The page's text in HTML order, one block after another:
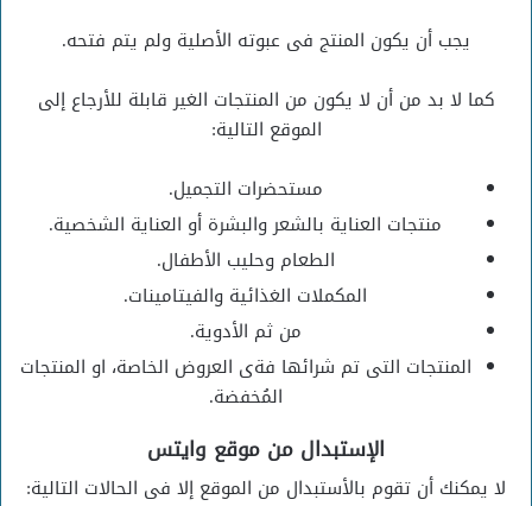
يجب أن يكون المنتج فى عبوته الأصلية ولم يتم فتحه.
كما لا بد من أن لا يكون من المنتجات الغير قابلة للأرجاع إلى
الموقع التالية:
مستحضرات التجميل.
منتجات العناية بالشعر والبشرة أو العناية الشخصية.
الطعام وحليب الأطفال.
المكملات الغذائية والفيتامينات.
من ثم الأدوية.
المنتجات التى تم شرائها فةى العروض الخاصة، او المنتجات
المُخفضة.
الإستبدال من موقع وايتس
لا يمكنك أن تقوم بالأستبدال من الموقع إلا فى الحالات التالية: